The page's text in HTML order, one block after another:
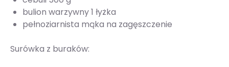
bulion warzywny 1 łyżka
pełnoziarnista mąka na zagęszczenie
Surówka z buraków: